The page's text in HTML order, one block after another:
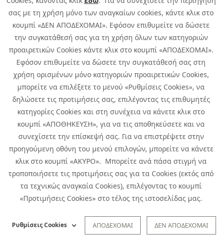
σας με τη χρήση μόνο των αναγκαίων cookies, κάντε κλικ στο
κουμπί «ΔΕΝ ΑΠΟΔΕΧΟΜΑΙ». Εφόσον επιθυμείτε να δώσετε
την συγκατάθεσή σας για τη χρήση όλων των κατηγοριών
προαιρετικών Cookies κάντε κλικ στο κουμπί «ΑΠΟΔΕΧΟΜΑΙ».
Εφόσον επιθυμείτε να δώσετε την συγκατάθεσή σας στη
χρήση ορισμένων μόνο κατηγοριών προαιρετικών Cookies,
μπορείτε να επιλέξετε το μενού «Ρυθμίσεις Cookies», να
δηλώσετε τις προτιμήσεις σας, επιλέγοντας τις επιθυμητές
κατηγορίες Cookies και στη συνέχεια να κάνετε κλικ στο
κουμπί «ΑΠΟΘΗΚΕΥΣΗ», για να τις αποθηκεύσετε και να
συνεχίσετε την επίσκεψή σας. Για να επιστρέψετε στην
προηγούμενη οθόνη του μενού επιλογών, μπορείτε να κάνετε
κλικ στο κουμπί «ΑΚΥΡΟ». Μπορείτε ανά πάσα στιγμή να
τροποποιήσετε τις προτιμήσεις σας για τα Cookies (εκτός από
τα τεχνικώς αναγκαία Cookies), επιλέγοντας το κουμπί
«Προτιμήσεις Cookies» στο τέλος της ιστοσελίδας μας.
ΔΕΝ ΑΠΟΔΕΧΟΜΑΙ
ΑΠΟΔΕΧΟΜΑΙ
Ρυθμίσεις Cookies
Copyright © 2026 Infoquest.gr Με επιφύλαξη κάθε νόμιμου δικαιώματος.
Πολιτική Cookies Προτιμήσεις Cookies | Όροι Χρήσης
Πολιτική Απορρήτου: Για να ενημερωθείτε σχετικά με την επεξεργασία
προσωπικών δεδομένων πατήστεεδώ.
Ειδική Δήλωση CCTV
Ειδική Δήλωση Απορρήτου Υποβολής